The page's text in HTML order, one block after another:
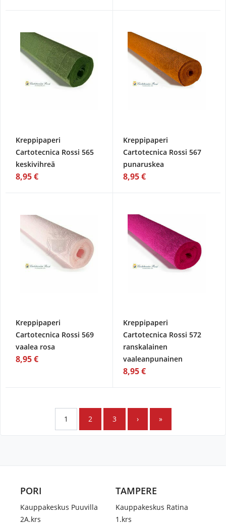
Kreppipaperi
Cartotecnica Rossi 565
keskivihreä
8,95 €
Kreppipaperi
Cartotecnica Rossi 567
punaruskea
8,95 €
Kreppipaperi
Cartotecnica Rossi 569
vaalea rosa
8,95 €
Kreppipaperi
Cartotecnica Rossi 572
ranskalainen
vaaleanpunainen
8,95 €
1 2 3 › »
PORI
Kauppakeskus Puuvilla
2A.krs
TAMPERE
Kauppakeskus Ratina
1.krs